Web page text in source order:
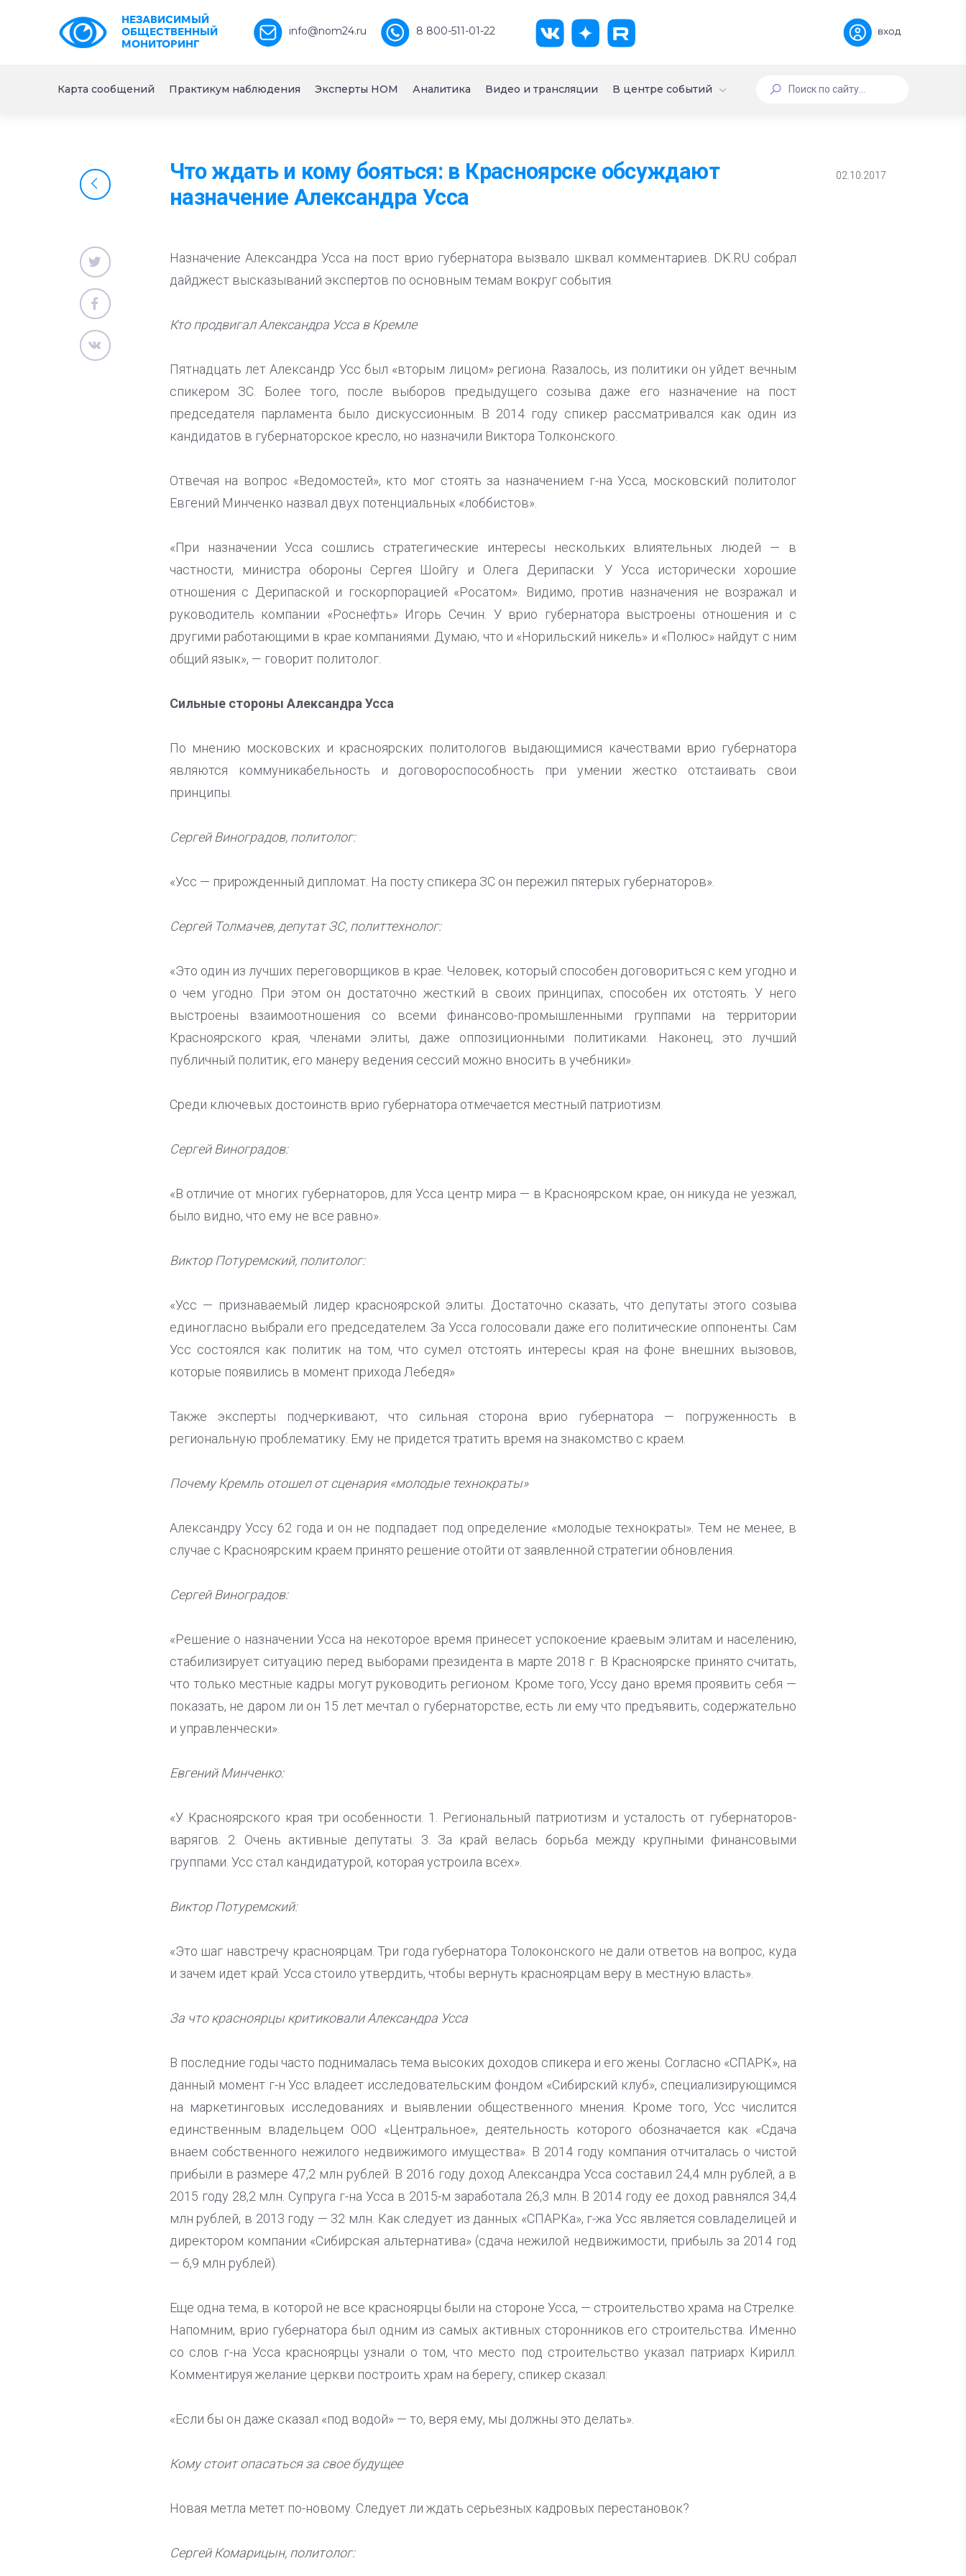
НЕЗАВИСИМЫЙ
ОБЩЕСТВЕННЫЙ
МОНИТОРИНГ
info@nom24.ru 8 800-511-01-22 вход
Карта сообщений Практикум наблюдения Эксперты НОМ Аналитика Видео и трансляции В центре событий
Что ждать и кому бояться: в Красноярске обсуждают
назначение Александра Усса
02.10.2017
Назначение Александра Усса на пост врио губернатора вызвало шквал комментариев. DK.RU собрал
дайджест высказываний экспертов по основным темам вокруг события.
Кто продвигал Александра Усса в Кремле
Пятнадцать лет Александр Усс был «вторым лицом» региона. Rазалось, из политики он уйдет вечным
спикером ЗС. Более того, после выборов предыдущего созыва даже его назначение на пост
председателя парламента было дискуссионным. В 2014 году спикер рассматривался как один из
кандидатов в губернаторское кресло, но назначили Виктора Толконского.
Отвечая на вопрос «Ведомостей», кто мог стоять за назначением г-на Усса, московский политолог
Евгений Минченко назвал двух потенциальных «лоббистов».
«При назначении Усса сошлись стратегические интересы нескольких влиятельных людей — в
частности, министра обороны Сергея Шойгу и Олега Дерипаски. У Усса исторически хорошие
отношения с Дерипаской и госкорпорацией «Росатом». Видимо, против назначения не возражал и
руководитель компании «Роснефть» Игорь Сечин. У врио губернатора выстроены отношения и с
другими работающими в крае компаниями. Думаю, что и «Норильский никель» и «Полюс» найдут с ним
общий язык», — говорит политолог.
Сильные стороны Александра Усса
По мнению московских и красноярских политологов выдающимися качествами врио губернатора
являются коммуникабельность и договороспособность при умении жестко отстаивать свои
принципы.
Сергей Виноградов, политолог:
«Усс — прирожденный дипломат. На посту спикера ЗС он пережил пятерых губернаторов».
Сергей Толмачев, депутат ЗС, политтехнолог:
«Это один из лучших переговорщиков в крае. Человек, который способен договориться с кем угодно и
о чем угодно. При этом он достаточно жесткий в своих принципах, способен их отстоять. У него
выстроены взаимоотношения со всеми финансово-промышленными группами на территории
Красноярского края, членами элиты, даже оппозиционными политиками. Наконец, это лучший
публичный политик, его манеру ведения сессий можно вносить в учебники».
Среди ключевых достоинств врио губернатора отмечается местный патриотизм.
Сергей Виноградов:
«В отличие от многих губернаторов, для Усса центр мира — в Красноярском крае, он никуда не уезжал,
было видно, что ему не все равно».
Виктор Потуремский, политолог:
«Усс — признаваемый лидер красноярской элиты. Достаточно сказать, что депутаты этого созыва
единогласно выбрали его председателем. За Усса голосовали даже его политические оппоненты. Сам
Усс состоялся как политик на том, что сумел отстоять интересы края на фоне внешних вызовов,
которые появились в момент прихода Лебедя»
Также эксперты подчеркивают, что сильная сторона врио губернатора — погруженность в
региональную проблематику. Ему не придется тратить время на знакомство с краем.
Почему Кремль отошел от сценария «молодые технократы»
Александру Уссу 62 года и он не подпадает под определение «молодые технократы». Тем не менее, в
случае с Красноярским краем принято решение отойти от заявленной стратегии обновления.
Сергей Виноградов:
«Решение о назначении Усса на некоторое время принесет успокоение краевым элитам и населению,
стабилизирует ситуацию перед выборами президента в марте 2018 г. В Красноярске принято считать,
что только местные кадры могут руководить регионом. Кроме того, Уссу дано время проявить себя —
показать, не даром ли он 15 лет мечтал о губернаторстве, есть ли ему что предъявить, содержательно
и управленчески».
Евгений Минченко:
«У Красноярского края три особенности. 1. Региональный патриотизм и усталость от губернаторов-
варягов. 2. Очень активные депутаты. 3. За край велась борьба между крупными финансовыми
группами. Усс стал кандидатурой, которая устроила всех».
Виктор Потуремский:
«Это шаг навстречу красноярцам. Три года губернатора Толоконского не дали ответов на вопрос, куда
и зачем идет край. Усса стоило утвердить, чтобы вернуть красноярцам веру в местную власть».
За что красноярцы критиковали Александра Усса
В последние годы часто поднималась тема высоких доходов спикера и его жены. Согласно «СПАРК», на
данный момент г-н Усс владеет исследовательским фондом «Сибирский клуб», специализирующимся
на маркетинговых исследованиях и выявлении общественного мнения. Кроме того, Усс числится
единственным владельцем ООО «Центральное», деятельность которого обозначается как «Сдача
внаем собственного нежилого недвижимого имущества». В 2014 году компания отчиталась о чистой
прибыли в размере 47,2 млн рублей. В 2016 году доход Александра Усса составил 24,4 млн рублей, а в
2015 году 28,2 млн. Супруга г-на Усса в 2015-м заработала 26,3 млн. В 2014 году ее доход равнялся 34,4
млн рублей, в 2013 году — 32 млн. Как следует из данных «СПАРКа», г-жа Усс является совладелицей и
директором компании «Сибирская альтернатива» (сдача нежилой недвижимости, прибыль за 2014 год
— 6,9 млн рублей).
Еще одна тема, в которой не все красноярцы были на стороне Усса, — строительство храма на Стрелке.
Напомним, врио губернатора был одним из самых активных сторонников его строительства. Именно
со слов г-на Усса красноярцы узнали о том, что место под строительство указал патриарх Кирилл.
Комментируя желание церкви построить храм на берегу, спикер сказал:
«Если бы он даже сказал «под водой» — то, веря ему, мы должны это делать».
Кому стоит опасаться за свое будущее
Новая метла метет по-новому. Следует ли ждать серьезных кадровых перестановок?
Сергей Комарицын, политолог: